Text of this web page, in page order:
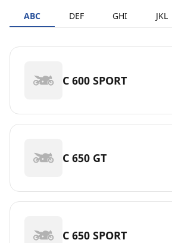
ABC DEF GHI JKL
C 600 SPORT
C 650 GT
C 650 SPORT